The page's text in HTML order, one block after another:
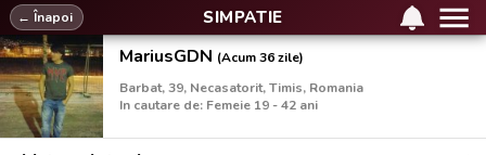
SIMPATIE
← Înapoi
MariusGDN (Acum 36 zile)
Barbat, 39, Necasatorit, Timis, Romania
In cautare de: Femeie 19 - 42 ani